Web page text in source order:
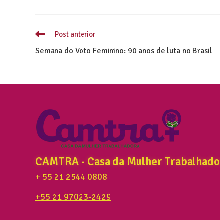
Post anterior
Semana do Voto Feminino: 90 anos de luta no Brasil
CAMTRA - Casa da Mulher
+ 55 21 2544 0808
+55 21 97023-2429